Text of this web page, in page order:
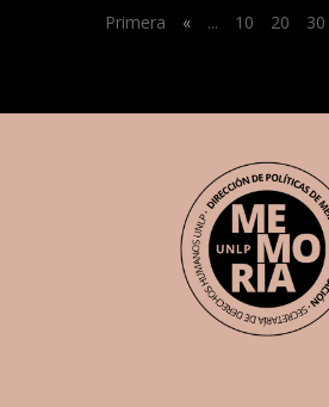
Primera « ... 10 20 30